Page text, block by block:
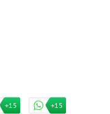
+15 +15